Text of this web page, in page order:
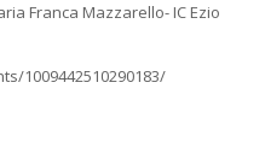
Franca Mazzarello- IC Ezio
1009442510290183/